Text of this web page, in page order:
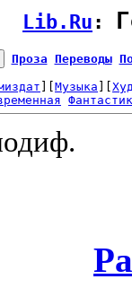
Lib.Ru :
Проза Переводы
Музыка